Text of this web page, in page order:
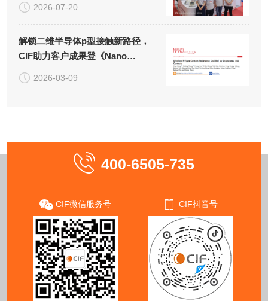
2026-07-20
解锁二维半导体p型接触新路径，
CIF助力客户成果登《Nano
Letters》！
2026-03-09
400-6505-735
CIF微信服务号 CIF抖音号